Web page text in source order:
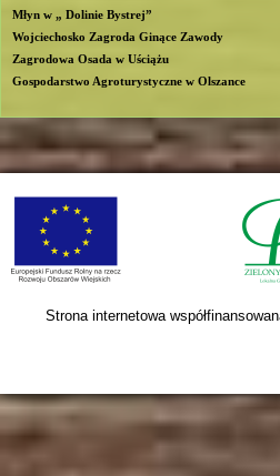
Młyn w „ Dolinie Bystrej”
Wojciechosko Zagroda Ginące Zawody
Zagrodowa Osada w Uściążu
Gospodarstwo Agroturystyczne w Olszance
Strona internetowa